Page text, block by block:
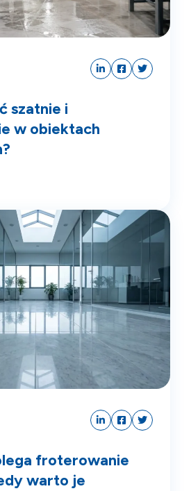
szatnie i
w obiektach
froterowanie
warto je